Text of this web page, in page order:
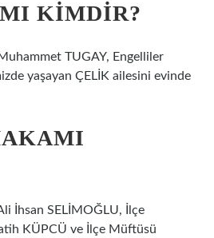
KIMDIR?
Muhammet TUGAY, Engelliler
yaşayan ÇELİK ailesini evinde
İhsan SELİMOĞLU, İlçe
KÜPCÜ ve İlçe Müftüsü